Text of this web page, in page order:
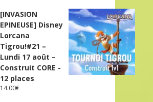
[INVASION
EPINEUSE] Disney
Lorcana
Tigrou!#21 –
Lundi 17 août –
Construit CORE -
12 places
14.00€